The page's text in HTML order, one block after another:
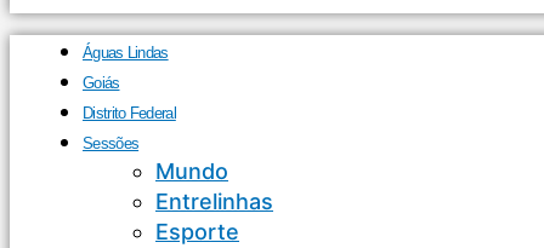
Águas Lindas
Goiás
Distrito Federal
Sessões
Mundo
Entrelinhas
Esporte